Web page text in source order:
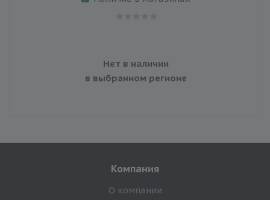
Нет в наличии
в выбранном регионе
Компания
О компании